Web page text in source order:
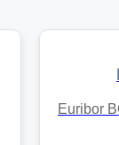
Euribor